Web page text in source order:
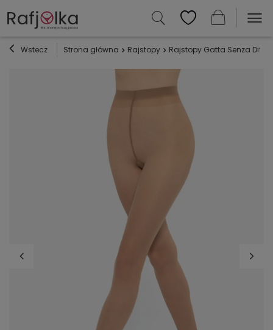
Wstecz Strona główna Rajstopy Rajstopy Gatta Senza Dita